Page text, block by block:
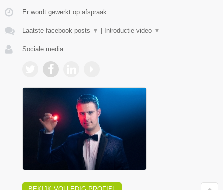
Er wordt gewerkt op afspraak.
Laatste facebook posts ▼ Introductie video ▼
Sociale media: